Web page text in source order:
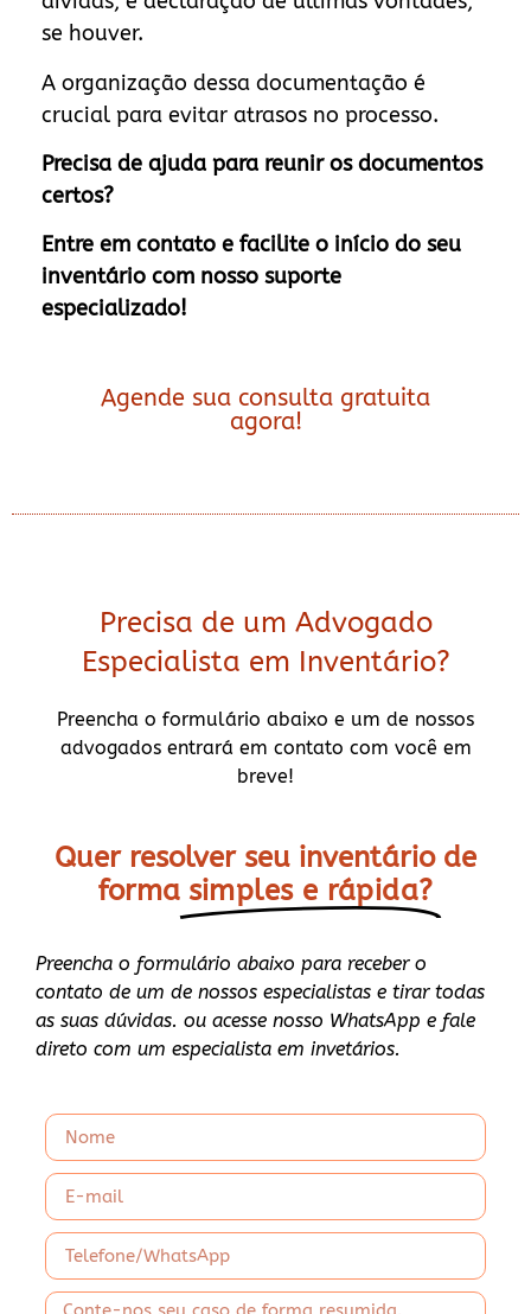
se houver.
A organização dessa documentação é
crucial para evitar atrasos no processo.
Precisa de ajuda para reunir os documentos
certos?
Entre em contato e facilite o início do seu
inventário com nosso suporte
especializado!
Agende sua consulta gratuita
agora!
Precisa de um Advogado
Especialista em Inventário?
Preencha o formulário abaixo e um de nossos
advogados entrará em contato com você em
breve!
Quer resolver seu inventário de
forma simples e rápida?
Preencha o formulário abaixo para receber o
contato de um de nossos especialistas e tirar todas
as suas dúvidas. ou acesse nosso WhatsApp e fale
direto com um especialista em invetários.